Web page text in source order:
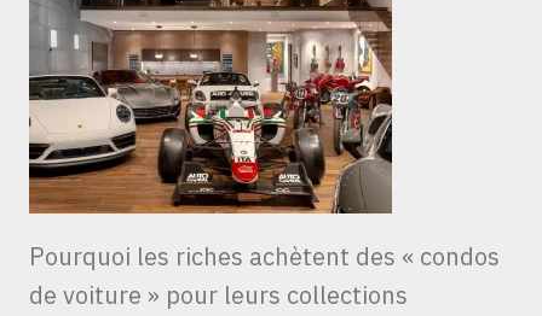
Pourquoi les riches achètent des « condos
de voiture » ​​pour leurs collections